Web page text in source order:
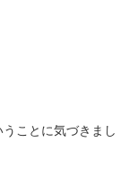
ことに気づきまし